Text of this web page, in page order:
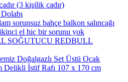
(3 kişilik çadır)
sorunsuz bahçe balkon salıncağı
el hiç bir sorunu yok
SOĞUTUCU REDBULL
Doğalgazlı Set Üstü Ocak
Delikli İstif Rafı 107 x 170 cm